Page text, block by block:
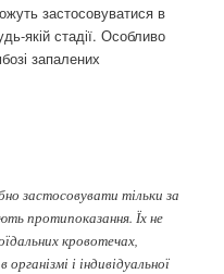
застосовуватися в
якій стадії. Особливо
запалених
застосовувати тільки за
протипоказання. Їх не
кровотечах,
і індивідуальної